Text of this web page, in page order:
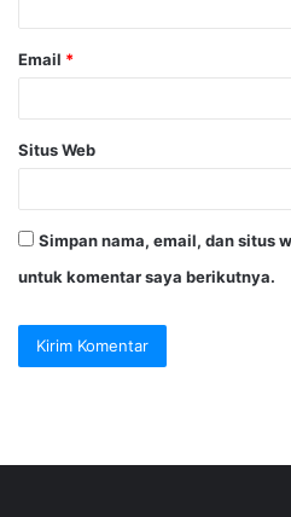
Email *
Situs Web
Simpan nama, email, dan situs
untuk komentar saya berikutnya.